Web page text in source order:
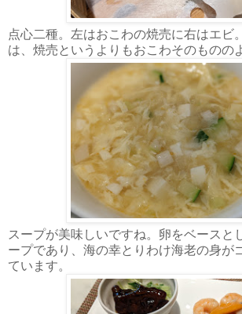
点心二種。左はおこわの焼売に右はエビ
は、焼売というよりもおこわそのものの
スープが美味しいですね。卵をベースと
ープであり、海の幸とりわけ海老の身が
ています。